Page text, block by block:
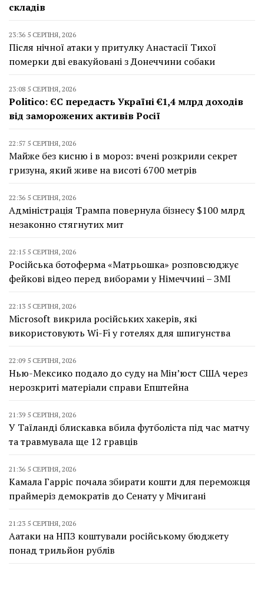
складів
23:36 5 СЕРПНЯ, 2026
Після нічної атаки у притулку Анастасії Тихої
померки дві евакуйовані з Донеччини собаки
23:08 5 СЕРПНЯ, 2026
Politico: ЄС передасть Україні €1,4 млрд доходів
від заморожених активів Росії
22:57 5 СЕРПНЯ, 2026
Майже без кисню і в мороз: вчені розкрили секрет
гризуна, який живе на висоті 6700 метрів
22:36 5 СЕРПНЯ, 2026
Адміністрація Трампа повернула бізнесу $100 млрд
незаконно стягнутих мит
22:15 5 СЕРПНЯ, 2026
Російська ботоферма «Матрьошка» розповсюджує
фейкові відео перед виборами у Німеччині – ЗМІ
22:13 5 СЕРПНЯ, 2026
Microsoft викрила російських хакерів, які
використовують Wi-Fi у готелях для шпигунства
22:09 5 СЕРПНЯ, 2026
Нью-Мексико подало до суду на Мін’юст США через
нерозкриті матеріали справи Епштейна
21:39 5 СЕРПНЯ, 2026
У Таїланді блискавка вбила футболіста під час матчу
та травмувала ще 12 гравців
21:36 5 СЕРПНЯ, 2026
Камала Гарріс почала збирати кошти для переможця
праймеріз демократів до Сенату у Мічигані
21:23 5 СЕРПНЯ, 2026
Аатаки на НПЗ коштували російському бюджету
понад трильйон рублів